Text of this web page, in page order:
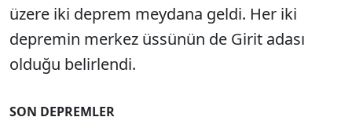
üzere iki deprem meydana geldi. Her iki
depremin merkez üssünün de Girit adası
olduğu belirlendi.
SON DEPREMLER